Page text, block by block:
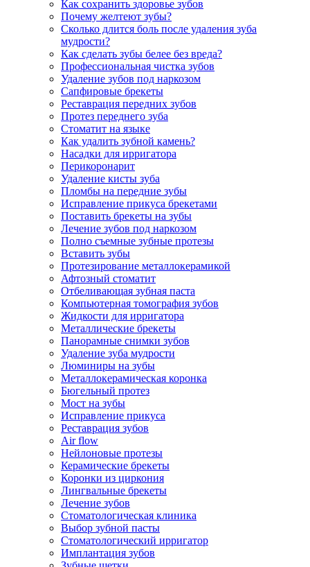
Как сохранить здоровье зубов
Почему желтеют зубы?
Сколько длится боль после удаления зуба
мудрости?
Как сделать зубы белее без вреда?
Профессиональная чистка зубов
Удаление зубов под наркозом
Сапфировые брекеты
Реставрация передних зубов
Протез переднего зуба
Стоматит на языке
Как удалить зубной камень?
Насадки для ирригатора
Перикоронарит
Удаление кисты зуба
Пломбы на передние зубы
Исправление прикуса брекетами
Поставить брекеты на зубы
Лечение зубов под наркозом
Полно съемные зубные протезы
Вставить зубы
Протезирование металлокерамикой
Афтозный стоматит
Отбеливающая зубная паста
Компьютерная томография зубов
Жидкости для ирригатора
Металлические брекеты
Панорамные снимки зубов
Удаление зуба мудрости
Люминиры на зубы
Металлокерамическая коронка
Бюгельный протез
Мост на зубы
Исправление прикуса
Реставрация зубов
Air flow
Нейлоновые протезы
Керамические брекеты
Коронки из циркония
Лингвальные брекеты
Лечение зубов
Стоматологическая клиника
Выбор зубной пасты
Стоматологический ирригатор
Имплантация зубов